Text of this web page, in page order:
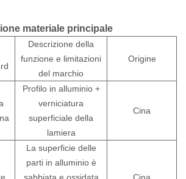
materiale principale
Descrizione della
funzione e limitazioni
del marchio
Origine
Profilo in alluminio +
verniciatura
superficiale della
lamiera
Cina
La superficie delle
parti in alluminio è